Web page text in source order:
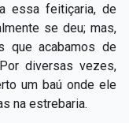
essa feitiçaria, de
se deu; mas,
que acabamos de
diversas vezes,
um baú onde ele
na estrebaria.